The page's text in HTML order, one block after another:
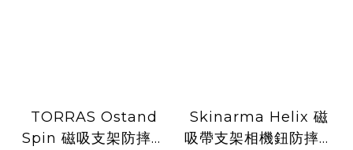
TORRAS Ostand
Spin 磁吸支架防摔手
Skinarma Helix 磁
吸帶支架相機鈕防摔手